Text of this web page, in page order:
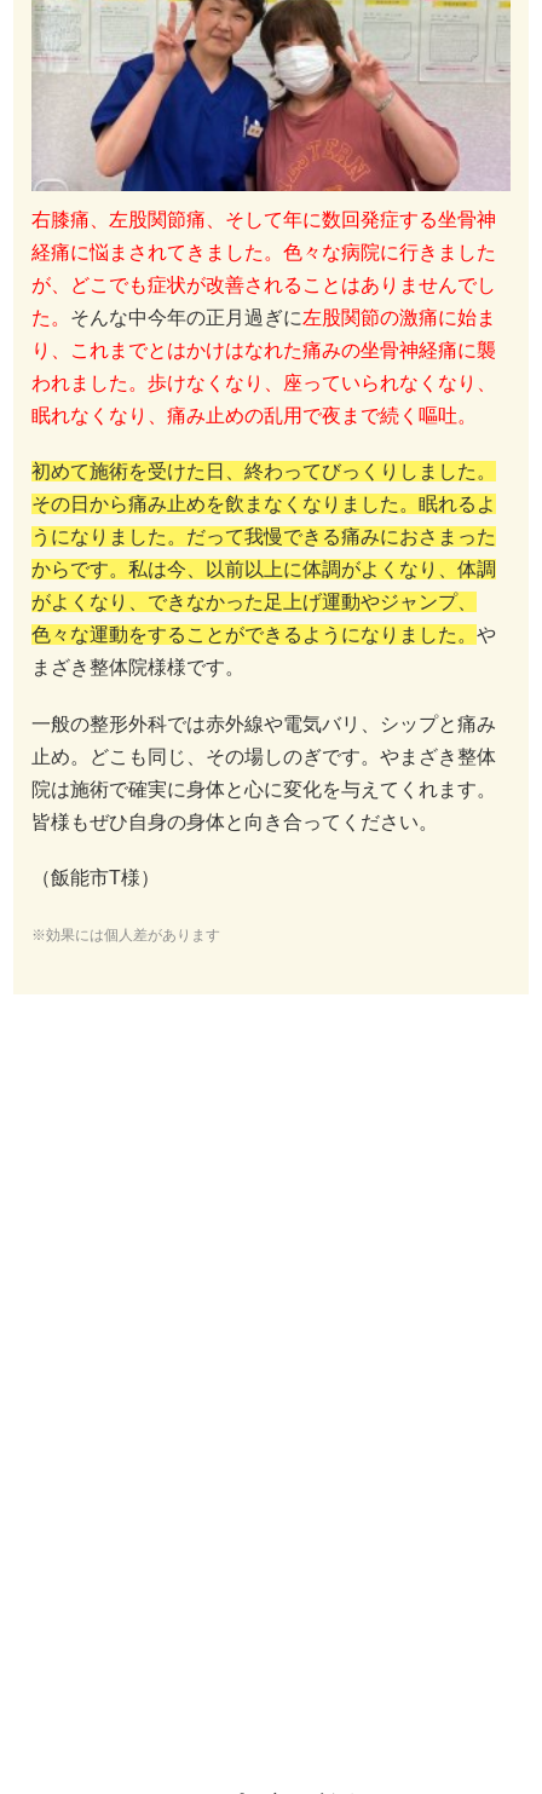
右膝痛、左股関節痛、そして年に数回発症する坐骨神
経痛に悩まされてきました。色々な病院に行きました
が、どこでも症状が改善されることはありませんでし
た。 そんな中今年の正月過ぎに左股関節の激痛に始ま
り、これまでとはかけはなれた痛みの坐骨神経痛に襲
われました。歩けなくなり、座っていられなくなり、
眠れなくなり、痛み止めの乱用で夜まで続く嘔吐。
初めて施術を受けた日、終わってびっくりしました。
その日から痛み止めを飲まなくなりました。眠れるよ
うになりました。だって我慢できる痛みにおさまった
からです。私は今、以前以上に体調がよくなり、体調
がよくなり、できなかった足上げ運動やジャンプ、
色々な運動をすることができるようになりました。 や
まざき整体院様様です。
一般の整形外科では赤外線や電気バリ、シップと痛み
止め。どこも同じ、その場しのぎです。やまざき整体
院は施術で確実に身体と心に変化を与えてくれます。
皆様もぜひ自身の身体と向き合ってください。
（飯能市T様）
※効果には個人差があります